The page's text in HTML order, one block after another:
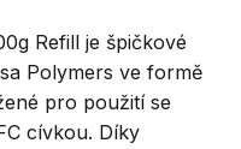
Refill je špičkové
Polymers ve formě
pro použití se
cívkou. Díky